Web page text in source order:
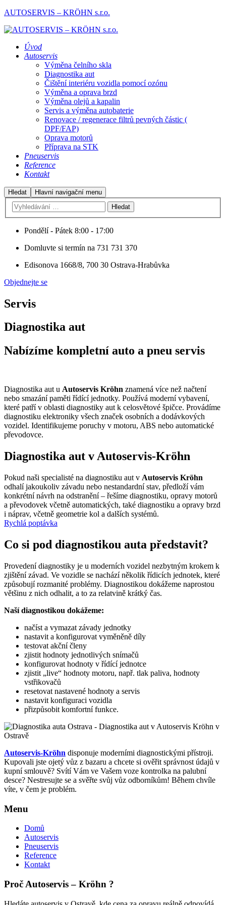
AUTOSERVIS – KRÖHN s.r.o.
Úvod
Autoservis
Výměna čelního skla
Diagnostika aut
Čištění interiéru vozidla pomocí ozónu
Výměna a oprava brzd
Výměna olejů a kapalin
Servis a výměna autobaterie
Renovace / regenerace filtrů pevných částic (
DPF/FAP)
Oprava motorů
Příprava na STK
Pneuservis
Reference
Kontakt
Hledat Hlavní navigační menu
Pondělí - Pátek 8:00 - 17:00
Domluvte si termín na 731 731 370
Edisonova 1668/8, 700 30 Ostrava-Hrabůvka​
Objednejte se
Servis
Diagnostika aut
Nabízíme kompletní auto a pneu servis
Diagnostika aut u Autoservis Kröhn znamená více než načtení
nebo smazání paměti řídící jednotky. Používá moderní vybavení,
které patří v oblasti diagnostiky aut k celosvětové špičce. Provádíme
diagnostiku elektroniky všech značek osobních a dodávkových
vozidel. Identifikujeme poruchy v motoru, ABS nebo automatické
převodovce.
Diagnostika aut v Autoservis-Kröhn
Pokud naši specialisté na diagnostiku aut v Autoservis Kröhn
odhalí jakoukoliv závadu nebo nestandardní stav, předloží vám
konkrétní návrh na odstranění – řešíme diagnostiku, opravy motorů
a převodovek včetně automatických, také diagnostiku a opravy brzd
i náprav, včetně geometrie kol a dalších systémů.
Rychlá poptávka
Co si pod diagnostikou auta představit?
Provedení diagnostiky je u moderních vozidel nezbytným krokem k
zjištění závad. Ve vozidle se nachází několik řídicích jednotek, které
způsobují rozmanité problémy. Diagnostikou dokážeme naprostou
většinu z nich odhalit, a to za relatvině krátký čas.
Naší diagnostikou dokážeme:
načíst a vymazat závady jednotky
nastavit a konfigurovat vyměněně díly
testovat akční členy
zjistit hodnoty jednotlivých snímačů
konfigurovat hodnoty v řídící jednotce
zjistit „live“ hodnoty motoru, např. tlak paliva, hodnoty
vstřikovačů
resetovat nastavené hodnoty a servis
nastavit konfiguraci vozidla
přizpůsobit komfortní funkce.
Autoservis-Kröhn disponuje moderními diagnostickými přístroji.
Kupovali jste ojetý vůz z bazaru a chcete si ověřit správnost údajů v
kupní smlouvě? Svítí Vám ve Vašem voze kontrolka na palubní
desce? Nestresujte se a svěřte svůj vůz odborníkům! Během chvíle
víte, v čem je problém.
Menu
Domů
Autoservis
Pneuservis
Reference
Kontakt
Proč Autoservis – Kröhn ?